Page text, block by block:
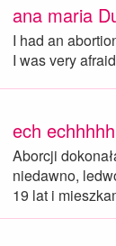
ana maria
I had an
I was very
ech
Aborcji
niedawno,
19 lat i